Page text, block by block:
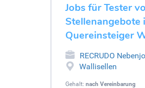
Jobs für Tester
Stellenangebote
Quereinsteiger
RECRUDO
Wallisellen
Gehalt: nach Vereinbarung